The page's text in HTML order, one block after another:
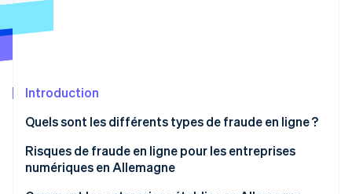
Radar
Constitution de start-up
Élimination du carbone
Identity
Vérification de l'identité
Stripe App Marketplace
Introduction
Quels sont les différents types de fraude en ligne ?
Fraude en ligne classique
Fraude en ligne par l’IA
Risques de fraude en ligne pour les entreprises
numériques en Allemagne